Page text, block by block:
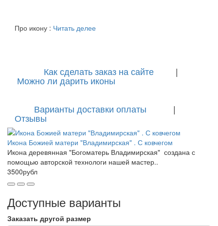
Про икону : Читать делее
Как сделать заказ на сайте |
Можно ли дарить иконы
Варианты доставки оплаты |
Отзывы
Икона Божией матери "Владимирская" . С ковчегом
Икона деревянная "Богоматерь Владимирская" создана с
помощью авторской технологи нашей мастер..
3500рубл
Доступные варианты
Заказать другой размер